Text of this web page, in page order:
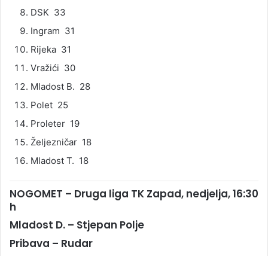
DSK 33
Ingram 31
Rijeka 31
Vražići 30
Mladost B. 28
Polet 25
Proleter 19
Željezničar 18
Mladost T. 18
NOGOMET – Druga liga TK Zapad, nedjelja, 16:30
h
Mladost D. – Stjepan Polje
Pribava – Rudar